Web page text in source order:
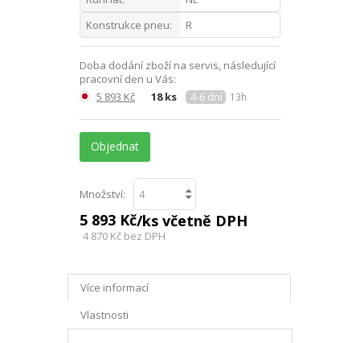
Konstrukce pneu:
R
Doba dodání zboží na servis, následující
pracovní den u Vás:
5 893 Kč
18 ks 4-6 dní 13h
Objednat
Množství:
5 893 Kč/ks včetně DPH
4 870 Kč bez DPH
Více informací
Vlastnosti